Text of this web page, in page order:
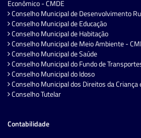
Econômico - CMDE
Conselho Municipal de Desenvolvimento
Conselho Municipal de Educação
Conselho Municipal de Habitação
Conselho Municipal de Meio Ambiente -
Conselho Municipal de Saúde
Conselho Municipal do Fundo de
Conselho Municipal do Idoso
Conselho Municipal dos Direitos da Criança
Conselho Tutelar
Contabilidade